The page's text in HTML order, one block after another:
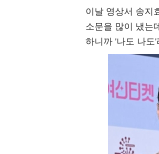
이날 영상서 송지
소문을 많이 냈는
하니까 '나도 나도